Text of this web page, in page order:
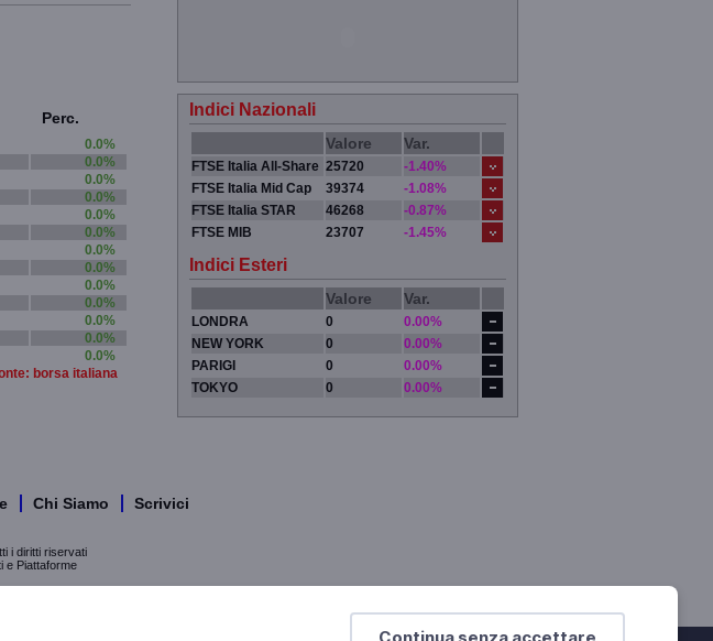
Continua senza accettare
Perc.
0.0%
0.0%
0.0%
0.0%
0.0%
0.0%
0.0%
0.0%
0.0%
0.0%
0.0%
0.0%
0.0%
borsa italiana
Indici Nazionali
Valore Var.
FTSE Italia All-Share 25720
-1.40%
FTSE Italia Mid Cap
39374
-1.08%
FTSE Italia STAR
46268
-0.87%
FTSE MIB
23707 -1.45%
Indici Esteri
Valore Var.
LONDRA 0
0.00%
NEW YORK
0
0.00%
PARIGI
0
0.00%
TOKYO
0 0.00%
Chi Siamo Scrivici
i diritti riservati
e Piattaforme